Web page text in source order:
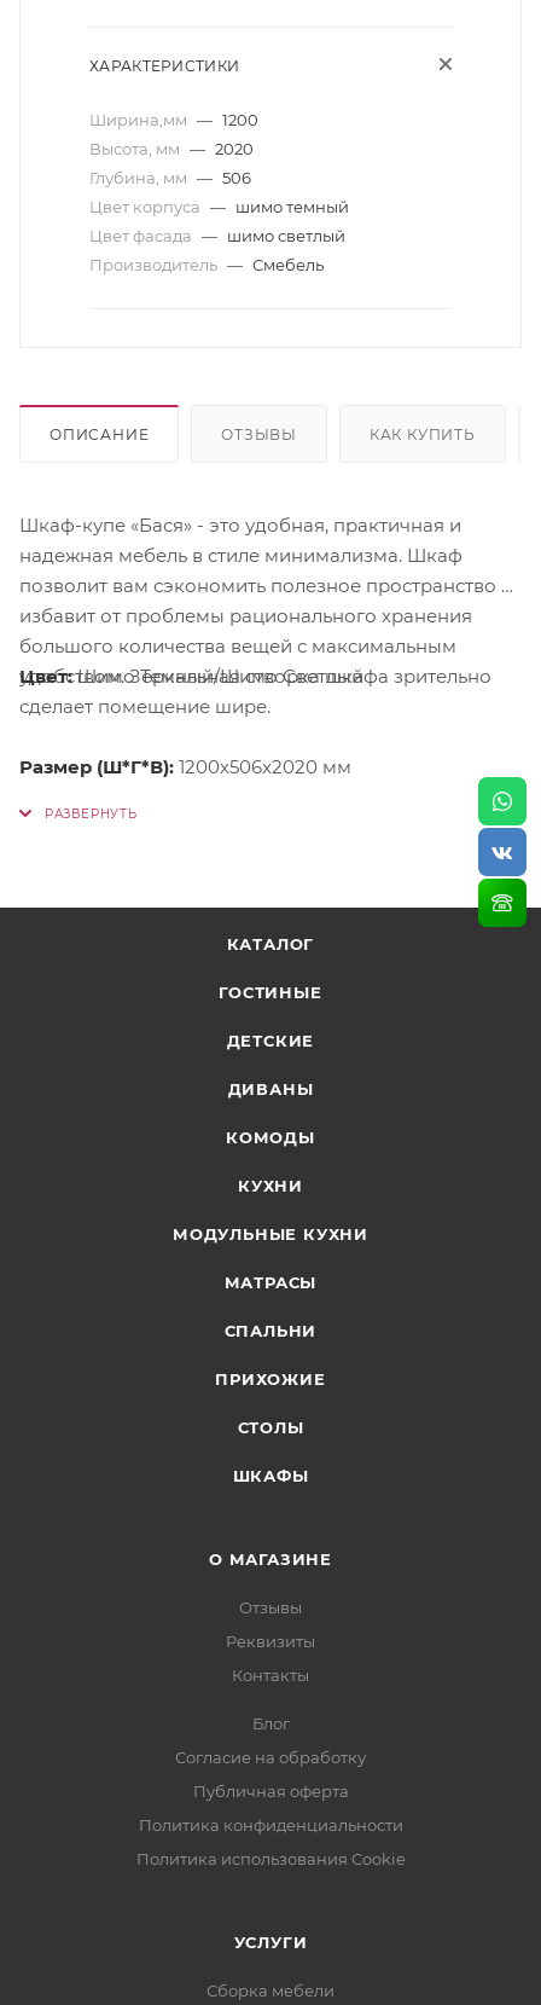
ХАРАКТЕРИСТИКИ
Ширина,мм — 1200
Высота, мм — 2020
Глубина, мм — 506
Цвет корпуса — шимо темный
Цвет фасада — шимо светлый
Производитель — Смебель
ОПИСАНИЕ ОТЗЫВЫ КАК КУПИТЬ
Шкаф-купе «Бася» - это удобная, практичная и
надежная мебель в стиле минимализма. Шкаф
позволит вам сэкономить полезное пространство и
избавит от проблемы рационального хранения
большого количества вещей с максимальным
удобством. Зеркальная створка шкафа зрительно
сделает помещение шире.
Цвет:Шимо Темный/Шимо Светлый
Размер (Ш*Г*В): 1200x506x2020 мм
КАТАЛОГ
ГОСТИНЫЕ
ДЕТСКИЕ
ДИВАНЫ
КОМОДЫ
КУХНИ
МОДУЛЬНЫЕ КУХНИ
МАТРАСЫ
СПАЛЬНИ
ПРИХОЖИЕ
СТОЛЫ
ШКАФЫ
О МАГАЗИНЕ
Отзывы
Реквизиты
Контакты
Блог
Согласие на обработку
Публичная оферта
Политика конфиденциальности
Политика использования Cookie
УСЛУГИ
Сборка мебели